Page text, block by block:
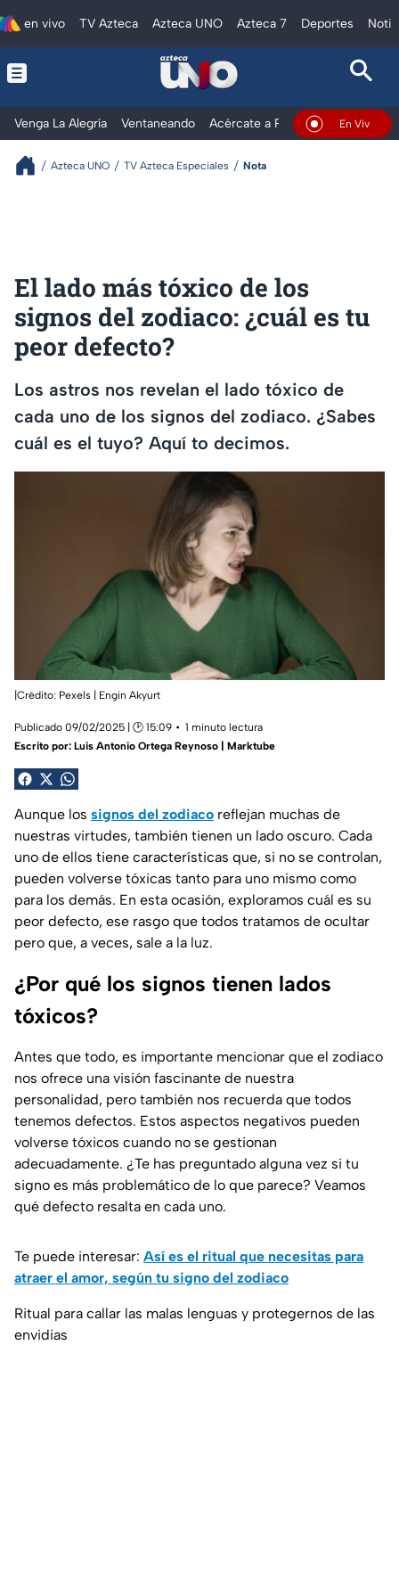
en vivo TV Azteca Azteca UNO Azteca 7 Deportes
Venga La Alegría Ventaneando Acércate a Rocío Al Extremo
En Vivo
Azteca UNO TV Azteca Especiales Nota
El lado más tóxico de los
signos del zodiaco: ¿cuál es tu
peor defecto?
Los astros nos revelan el lado tóxico de
cada uno de los signos del zodiaco. ¿Sabes
cuál es el tuyo? Aquí to decimos.
|Crédito: Pexels | Engin Akyurt
Publicado 09/02/2025 | 🕑 15:09
1 minuto lectura
Escrito por: Luis Antonio Ortega Reynoso | Marktube
Aunque los signos del zodiaco reflejan muchas de
nuestras virtudes, también tienen un lado oscuro. Cada
uno de ellos tiene características que, si no se controlan,
pueden volverse tóxicas tanto para uno mismo como
para los demás. En esta ocasión, exploramos cuál es su
peor defecto, ese rasgo que todos tratamos de ocultar
pero que, a veces, sale a la luz.
¿Por qué los signos tienen lados
tóxicos?
Antes que todo, es importante mencionar que el zodiaco
nos ofrece una visión fascinante de nuestra
personalidad, pero también nos recuerda que todos
tenemos defectos. Estos aspectos negativos pueden
volverse tóxicos cuando no se gestionan
adecuadamente. ¿Te has preguntado alguna vez si tu
signo es más problemático de lo que parece? Veamos
qué defecto resalta en cada uno.
Te puede interesar: Así es el ritual que necesitas para
atraer el amor, según tu signo del zodiaco
Ritual para callar las malas lenguas y protegernos de las
envidias